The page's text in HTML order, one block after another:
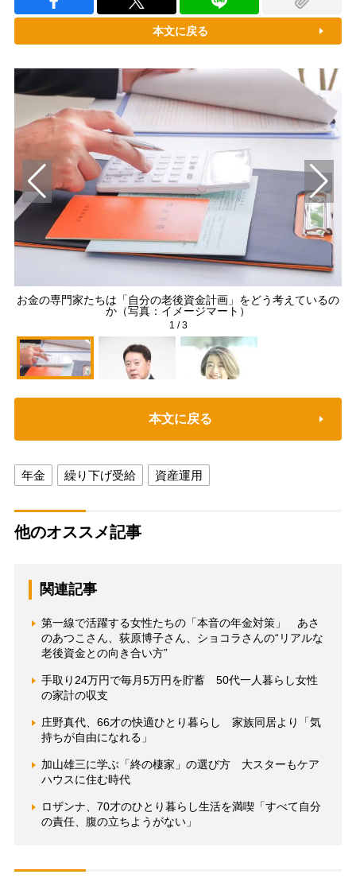
本文に戻る
お金の専門家たちは「自分の老後資金計画」をどう考えているの
か（写真：イメージマート）
1 /3
本文に戻る
年金 繰り下げ受給 資産運用
他のオススメ記事
関連記事
第一線で活躍する女性たちの「本音の年金対策」 あさ
のあつこさん、荻原博子さん、ショコラさんの“リアルな
老後資金との向き合い方”
手取り24万円で毎月5万円を貯蓄 50代一人暮らし女性
の家計の収支
庄野真代、66才の快適ひとり暮らし 家族同居より「気
持ちが自由になれる」
加山雄三に学ぶ「終の棲家」の選び方 大スターもケア
ハウスに住む時代
ロザンナ、70才のひとり暮らし生活を満喫「すべて自分
の責任、腹の立ちようがない」